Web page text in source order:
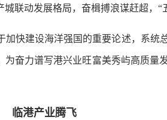
联动发展格局，奋楫搏浪谋赶超，“
建设海洋强国的重要论述，系统
奋力谱写港兴业旺富美秀屿高质量
临港产业腾飞